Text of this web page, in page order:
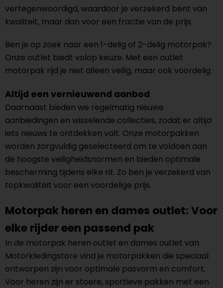
vertegenwoordigd, waardoor je verzekerd bent van
kwaliteit, maar dan voor een fractie van de prijs.
Ben je op zoek naar een 1-delig of 2-delig motorpak?
Onze outlet biedt volop keuze. Met een outlet
motorpak rijd je niet alleen veilig, maar ook voordelig.
Altijd een vernieuwend aanbod
Daarnaast bieden we regelmatig nieuwe
aanbiedingen en wisselende collecties, zodat er altijd
iets nieuws te ontdekken valt. Onze motorpakken
worden zorgvuldig geselecteerd om te voldoen aan
de hoogste veiligheidsnormen en bieden optimale
bescherming tijdens elke rit. Zo ben je verzekerd van
topkwaliteit voor een voordelige prijs.
Motorpak heren en dames outlet: Voor
elke rijder een passend pak
In de motorpak heren outlet en dames outlet van
Motorkledingstore vind je motorpakken die speciaal
ontworpen zijn voor optimale pasvorm en comfort.
Voor heren zijn er stoere, sportieve pakken met een